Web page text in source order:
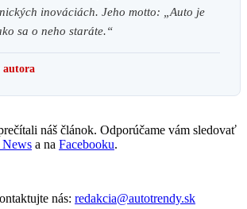
inováciách. Jeho motto: „Auto je
sa o neho staráte.“
autora
náš článok. Odporúčame vám sledovať
News a na Facebooku.
nás: redakcia@autotrendy.sk